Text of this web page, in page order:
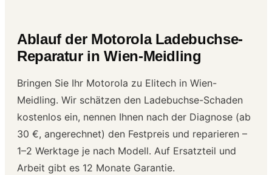
Ablauf der Motorola Ladebuchse-
Reparatur in Wien-Meidling
Bringen Sie Ihr Motorola zu Elitech in Wien-
Meidling. Wir schätzen den Ladebuchse-Schaden
kostenlos ein, nennen Ihnen nach der Diagnose (ab
30 €, angerechnet) den Festpreis und reparieren –
1–2 Werktage je nach Modell. Auf Ersatzteil und
Arbeit gibt es 12 Monate Garantie.